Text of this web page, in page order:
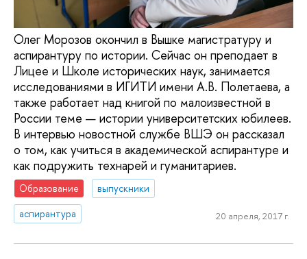
Олег Морозов окончил в Вышке магистратуру и
аспирантуру по истории. Сейчас он преподает в
Лицее и Школе исторических наук, занимается
исследованиями в ИГИТИ имени А.В. Полетаева, а
также работает над книгой по малоизвестной в
России теме — истории университетских юбилеев.
В интервью новостной службе ВШЭ он рассказал
о том, как учиться в академической аспирантуре и
как подружить технарей и гуманитариев.
Образование
выпускники
аспирантура
20 апреля, 2017 г.